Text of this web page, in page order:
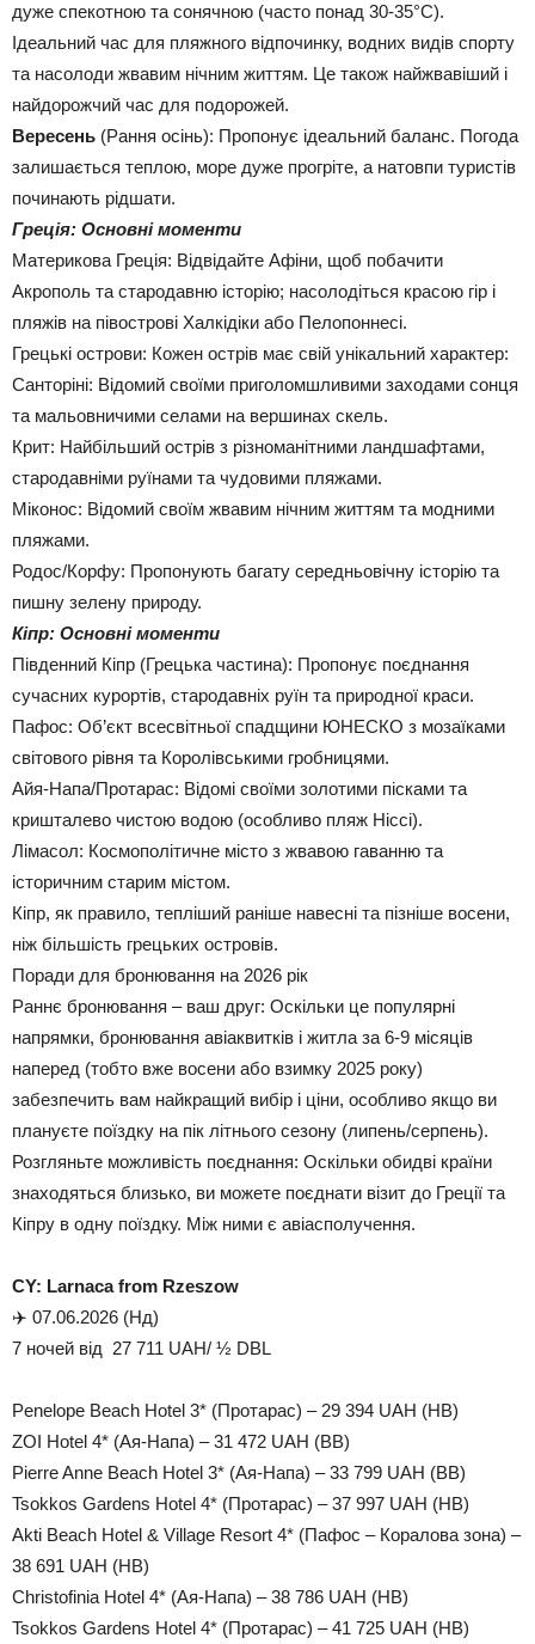
дуже спекотною та сонячною (часто понад 30-35°C).
Ідеальний час для пляжного відпочинку, водних видів спорту
та насолоди жвавим нічним життям. Це також найжвавіший і
найдорожчий час для подорожей.
Вересень (Рання осінь): Пропонує ідеальний баланс. Погода
залишається теплою, море дуже прогріте, а натовпи туристів
починають рідшати.
Греція: Основні моменти
Материкова Греція: Відвідайте Афіни, щоб побачити
Акрополь та стародавню історію; насолодіться красою гір і
пляжів на півострові Халкідіки або Пелопоннесі.
Грецькі острови: Кожен острів має свій унікальний характер:
Санторіні: Відомий своїми приголомшливими заходами сонця
та мальовничими селами на вершинах скель.
Крит: Найбільший острів з різноманітними ландшафтами,
стародавніми руїнами та чудовими пляжами.
Міконос: Відомий своїм жвавим нічним життям та модними
пляжами.
Родос/Корфу: Пропонують багату середньовічну історію та
пишну зелену природу.
Кіпр: Основні моменти
Південний Кіпр (Грецька частина): Пропонує поєднання
сучасних курортів, стародавніх руїн та природної краси.
Пафос: Об’єкт всесвітньої спадщини ЮНЕСКО з мозаїками
світового рівня та Королівськими гробницями.
Айя-Напа/Протарас: Відомі своїми золотими пісками та
кришталево чистою водою (особливо пляж Ніссі).
Лімасол: Космополітичне місто з жвавою гаванню та
історичним старим містом.
Кіпр, як правило, тепліший раніше навесні та пізніше восени,
ніж більшість грецьких островів.
Поради для бронювання на 2026 рік
Раннє бронювання – ваш друг: Оскільки це популярні
напрямки, бронювання авіаквитків і житла за 6-9 місяців
наперед (тобто вже восени або взимку 2025 року)
забезпечить вам найкращий вибір і ціни, особливо якщо ви
плануєте поїздку на пік літнього сезону (липень/серпень).
Розгляньте можливість поєднання: Оскільки обидві країни
знаходяться близько, ви можете поєднати візит до Греції та
Кіпру в одну поїздку. Між ними є авіасполучення.
CY: Larnaca from Rzeszow
✈️ 07.06.2026 (Hд)
7 ночей від 27 711 UAH/ ½ DBL
Penelope Beach Hotel 3* (Протарас) – 29 394 UAH (HB)
ZOI Hotel 4* (Ая-Напа) – 31 472 UAH (BB)
Pierre Anne Beach Hotel 3* (Ая-Напа) – 33 799 UAH (BB)
Tsokkos Gardens Hotel 4* (Протарас) – 37 997 UAH (HB)
Akti Beach Hotel & Village Resort 4* (Пафос – Коралова зона) –
38 691 UAH (HB)
Christofinia Hotel 4* (Ая-Напа) – 38 786 UAH (HB)
Tsokkos Gardens Hotel 4* (Протарас) – 41 725 UAH (HB)